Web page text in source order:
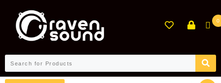
contenido
0